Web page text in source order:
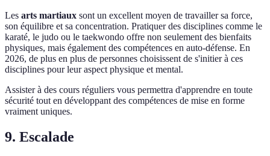
Les arts martiaux sont un excellent moyen de travailler sa force,
son équilibre et sa concentration. Pratiquer des disciplines comme le
karaté, le judo ou le taekwondo offre non seulement des bienfaits
physiques, mais également des compétences en auto-défense. En
2026, de plus en plus de personnes choisissent de s'initier à ces
disciplines pour leur aspect physique et mental.
Assister à des cours réguliers vous permettra d'apprendre en toute
sécurité tout en développant des compétences de mise en forme
vraiment uniques.
9. Escalade